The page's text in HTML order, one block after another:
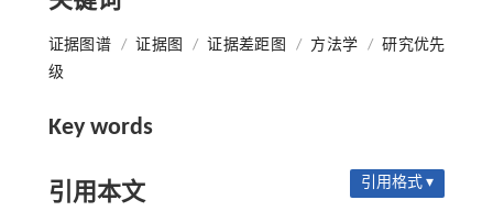
证据图谱 / 证据图 / 证据差距图 / 方法学 / 研究优先
级
Key words
引用本文 引用格式 ▾